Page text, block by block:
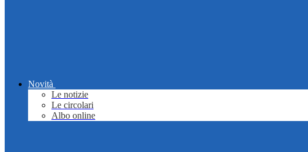
Novità
Le notizie
Le circolari
Albo online